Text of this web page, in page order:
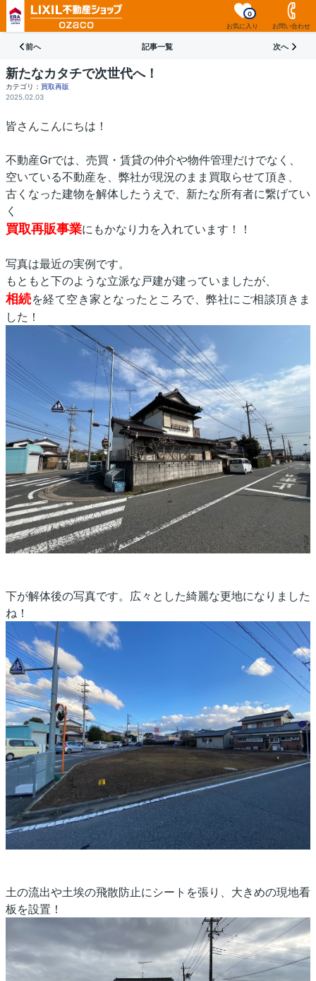
お気に入り
0
お問い合わせ
前へ 記事一覧 次へ
新たなカタチで次世代へ！
カテゴリ： 買取再販
2025.02.03
皆さんこんにちは！
不動産Grでは、売買・賃貸の仲介や物件管理だけでなく、
空いている不動産を、弊社が現況のまま買取らせて頂き、
古くなった建物を解体したうえで、新たな所有者に繋げてい
く
買取再販事業にもかなり力を入れています！！
写真は最近の実例です。
もともと下のような立派な戸建が建っていましたが、
相続を経て空き家となったところで、弊社にご相談頂きま
した！
下が解体後の写真です。広々とした綺麗な更地になりました
ね！
土の流出や土埃の飛散防止にシートを張り、大きめの現地看
板を設置！